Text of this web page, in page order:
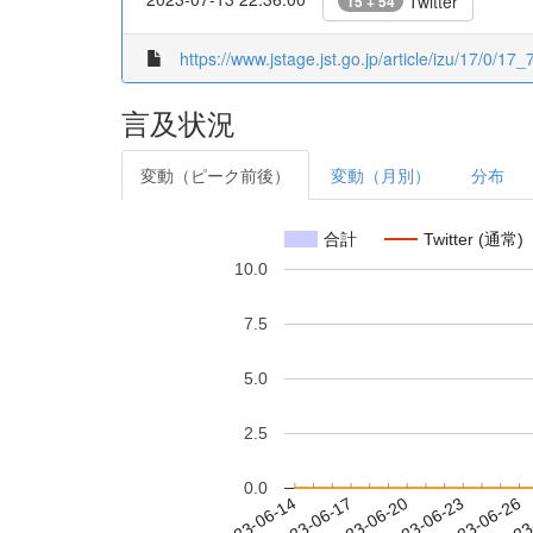
https://www.jstage.jst.go.jp/article/izu/17/0/
言及状況
変動（ピーク前後） 変動（月別） 分布
合計 Twitter (通常)
0.0
2.5
5.0
7.5
10.0